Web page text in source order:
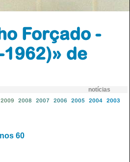
Forçado -
de
notícias
2009 2008 2007 2006 2005 2004 2003
60